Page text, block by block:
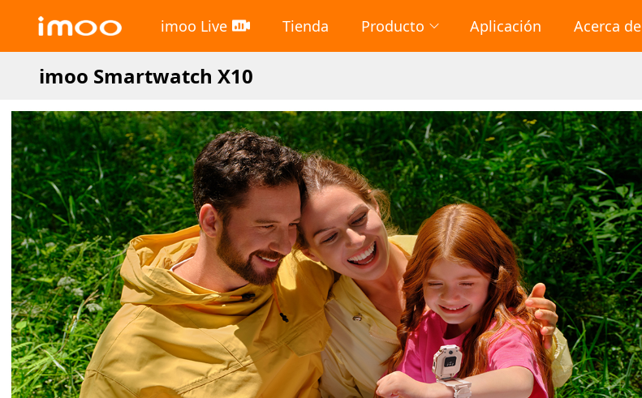
imoo Live Tienda Producto Aplicación Acerca de
imoo Smartwatch X10